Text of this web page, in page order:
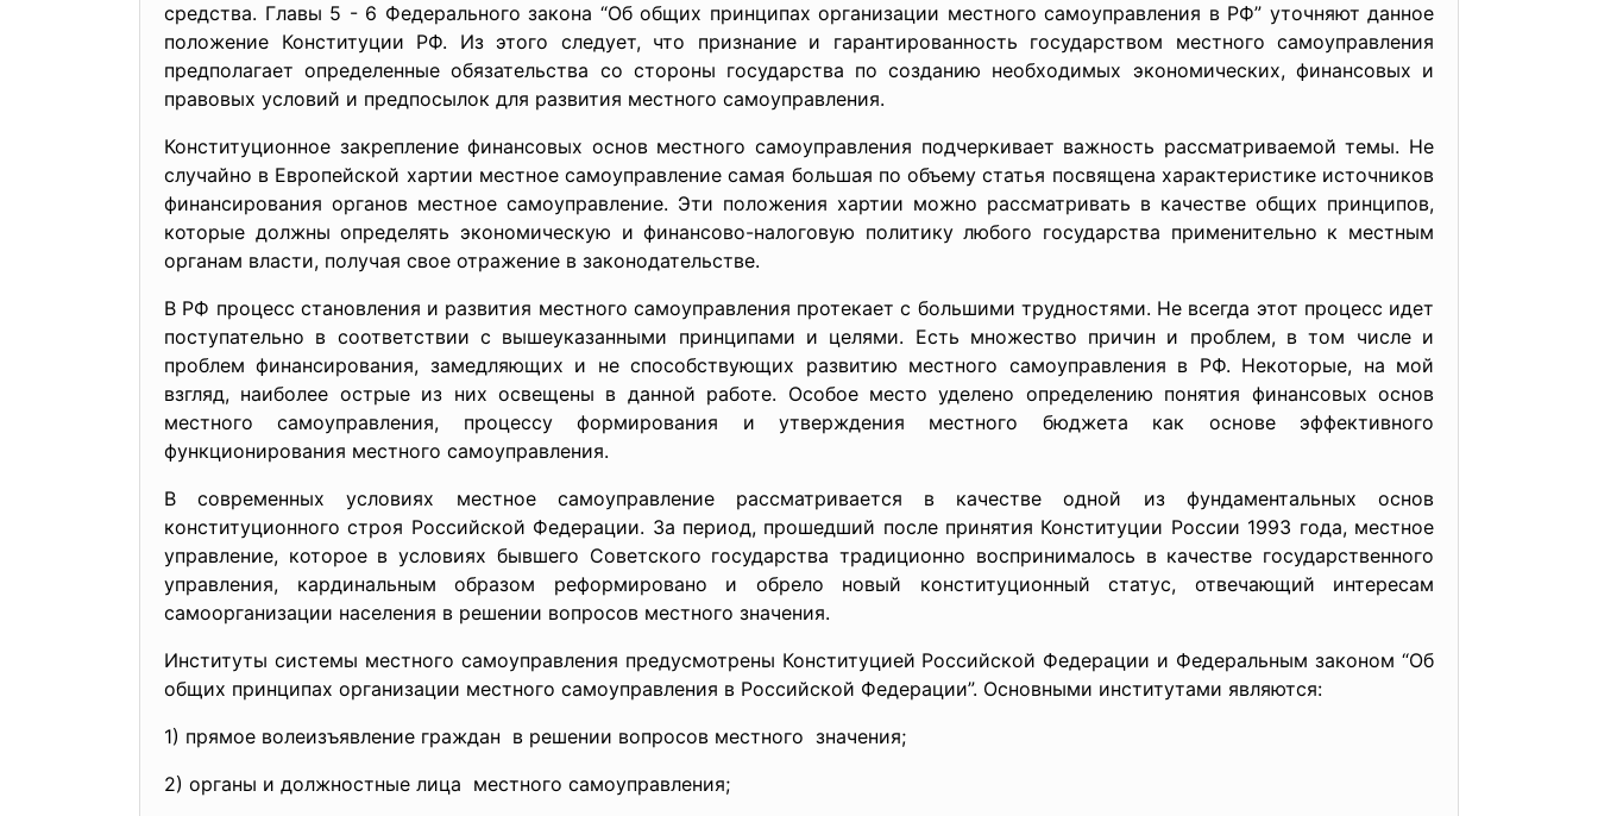
средства. Главы 5 - 6 Федерального закона “Об общих принципах организации местного самоуправления в РФ” уточняют данное
положение Конституции РФ. Из этого следует, что признание и гарантированность государством местного самоуправления
предполагает определенные обязательства со стороны государства по созданию необходимых экономических, финансовых и
правовых условий и предпосылок для развития местного самоуправления.
Конституционное закрепление финансовых основ местного самоуправления подчеркивает важность рассматриваемой темы. Не
случайно в Европейской хартии местное самоуправление самая большая по объему статья посвящена характеристике источников
финансирования органов местное самоуправление. Эти положения хартии можно рассматривать в качестве общих принципов,
которые должны определять экономическую и финансово-налоговую политику любого государства применительно к местным
органам власти, получая свое отражение в законодательстве.
В РФ процесс становления и развития местного самоуправления протекает с большими трудностями. Не всегда этот процесс идет
поступательно в соответствии с вышеуказанными принципами и целями. Есть множество причин и проблем, в том числе и
проблем финансирования, замедляющих и не способствующих развитию местного самоуправления в РФ. Некоторые, на мой
взгляд, наиболее острые из них освещены в данной работе. Особое место уделено определению понятия финансовых основ
местного самоуправления, процессу формирования и утверждения местного бюджета как основе эффективного
функционирования местного самоуправления.
В современных условиях местное самоуправление рассматривается в качестве одной из фундаментальных основ
конституционного строя Российской Федерации. За период, прошедший после принятия Конституции России 1993 года, местное
управление, которое в условиях бывшего Советского государства традиционно воспринималось в качестве государственного
управления, кардинальным образом реформировано и обрело новый конституционный статус, отвечающий интересам
самоорганизации населения в решении вопросов местного значения.
Институты системы местного самоуправления предусмотрены Конституцией Российской Федерации и Федеральным законом “Об
общих принципах организации местного самоуправления в Российской Федерации”. Основными институтами являются:
1) прямое волеизъявление граждан в решении вопросов местного значения;
2) органы и должностные лица местного самоуправления;